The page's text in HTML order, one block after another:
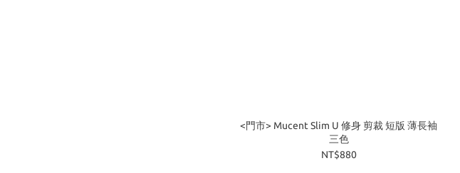
<門市> Mucent Slim U 修身 剪裁 短版 薄長袖
三色
NT$880